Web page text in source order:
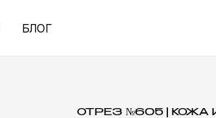
БЛОГ
ОТРЕЗ №605 | КОЖА